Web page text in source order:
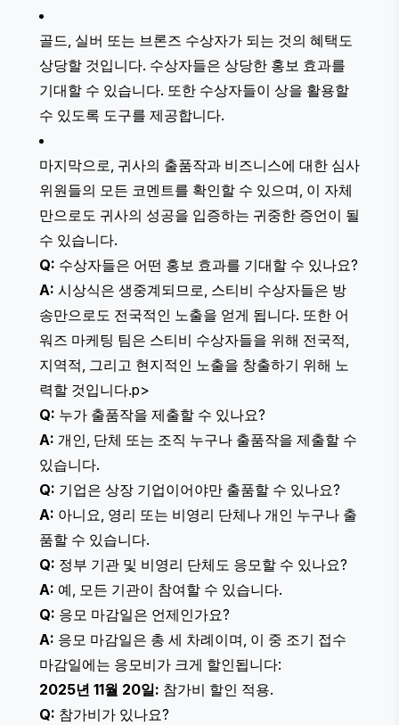
골드, 실버 또는 브론즈 수상자가 되는 것의 혜택도
상당할 것입니다. 수상자들은 상당한 홍보 효과를
기대할 수 있습니다. 또한 수상자들이 상을 활용할
수 있도록 도구를 제공합니다.
마지막으로, 귀사의 출품작과 비즈니스에 대한 심사
위원들의 모든 코멘트를 확인할 수 있으며, 이 자체
만으로도 귀사의 성공을 입증하는 귀중한 증언이 될
수 있습니다.
Q: 수상자들은 어떤 홍보 효과를 기대할 수 있나요?
A: 시상식은 생중계되므로, 스티비 수상자들은 방
송만으로도 전국적인 노출을 얻게 됩니다. 또한 어
워즈 마케팅 팀은 스티비 수상자들을 위해 전국적,
지역적, 그리고 현지적인 노출을 창출하기 위해 노
력할 것입니다.p>
Q: 누가 출품작을 제출할 수 있나요?
A: 개인, 단체 또는 조직 누구나 출품작을 제출할 수
있습니다.
Q: 기업은 상장 기업이어야만 출품할 수 있나요?
A: 아니요, 영리 또는 비영리 단체나 개인 누구나 출
품할 수 있습니다.
Q: 정부 기관 및 비영리 단체도 응모할 수 있나요?
A: 예, 모든 기관이 참여할 수 있습니다.
Q: 응모 마감일은 언제인가요?
A: 응모 마감일은 총 세 차례이며, 이 중 조기 접수
마감일에는 응모비가 크게 할인됩니다:
2025년 11월 20일: 참가비 할인 적용.
Q: 참가비가 있나요?